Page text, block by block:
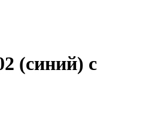
(синий) с